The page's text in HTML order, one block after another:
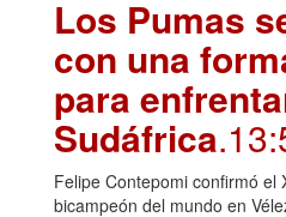
Los Pumas
con una
para
Sudáfrica
Felipe Contepomi confirmó el
bicampeón del mundo en